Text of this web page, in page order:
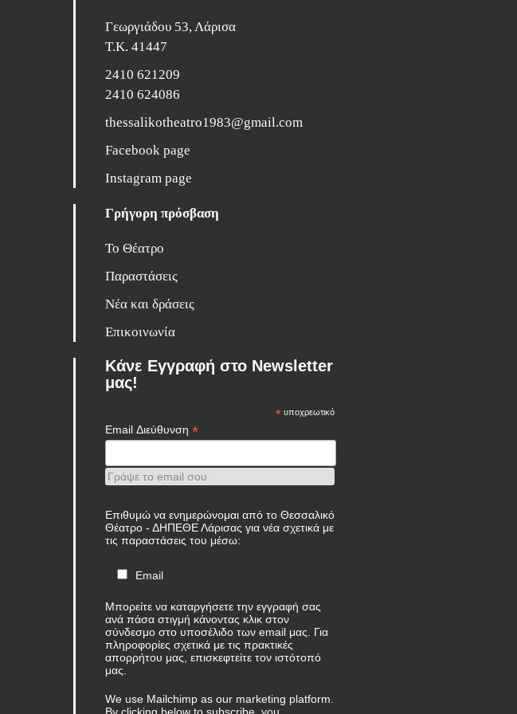
Γεωργιάδου 53, Λάρισα
Τ.Κ. 41447
2410 621209
2410 624086
thessalikotheatro1983@gmail.com
Facebook page
Instagram page
Γρήγορη πρόσβαση
Το Θέατρο
Παραστάσεις
Νέα και δράσεις
Επικοινωνία
Κάνε Εγγραφή στο Newsletter
μας!
* υποχρεωτικό
Email Διεύθυνση *
Γράψε το email σου
Επιθυμώ να ενημερώνομαι από το Θεσσαλικό
Θέατρο - ΔΗΠΕΘΕ Λάρισας για νέα σχετικά με
τις παραστάσεις του μέσω:
Email
Μπορείτε να καταργήσετε την εγγραφή σας
ανά πάσα στιγμή κάνοντας κλικ στον
σύνδεσμο στο υποσέλιδο των email μας. Για
πληροφορίες σχετικά με τις πρακτικές
απορρήτου μας, επισκεφτείτε τον ιστότοπό
μας.
We use Mailchimp as our marketing platform.